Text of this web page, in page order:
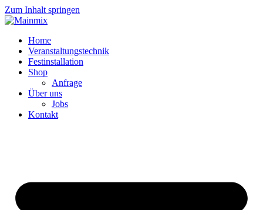
Zum Inhalt springen
Home
Veranstaltungstechnik
Festinstallation
Shop
Anfrage
Über uns
Jobs
Kontakt